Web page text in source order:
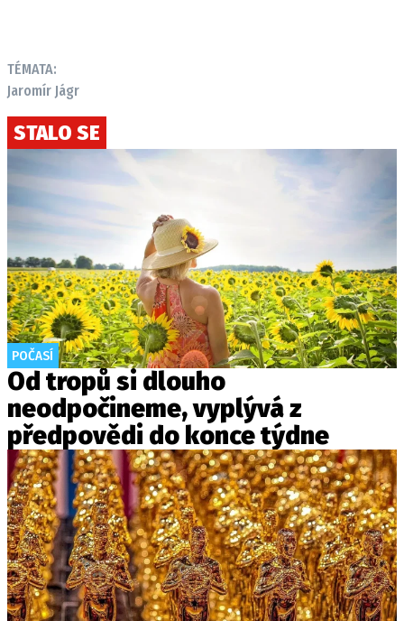
TÉMATA:
Jaromír Jágr
STALO SE
POČASÍ
Od tropů si dlouho
neodpočineme, vyplývá z
předpovědi do konce týdne